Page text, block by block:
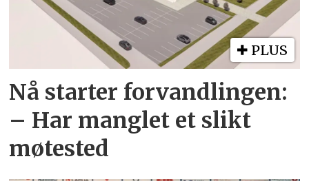
PLUS
Nå starter forvandlingen:
– Har manglet et slikt
møtested